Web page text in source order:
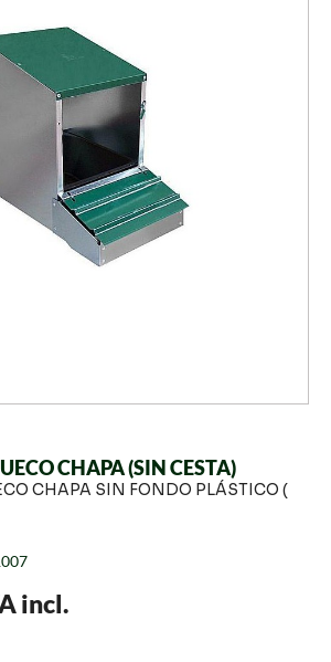
CHAPA (SIN CESTA)
CHAPA SIN FONDO PLÁSTICO (
incl.